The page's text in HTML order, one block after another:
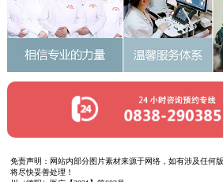
免责声明：网站内部分图片素材来源于网络，如有涉及任何
将尽快妥善处理！